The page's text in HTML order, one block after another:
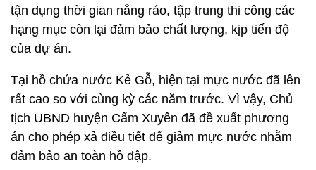
tận dụng thời gian nắng ráo, tập trung thi công các
hạng mục còn lại đảm bảo chất lượng, kịp tiến độ
của dự án.
Tại hồ chứa nước Kẻ Gỗ, hiện tại mực nước đã lên
rất cao so với cùng kỳ các năm trước. Vì vậy, Chủ
tịch UBND huyện Cẩm Xuyên đã đề xuất phương
án cho phép xả điều tiết để giảm mực nước nhằm
đảm bảo an toàn hồ đập.